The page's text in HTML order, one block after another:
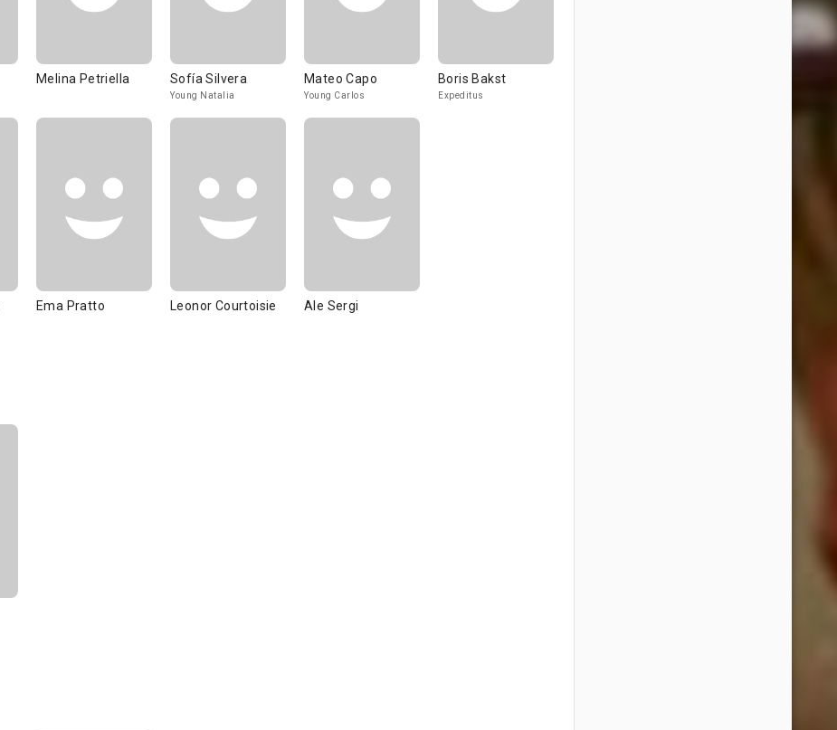
Melina Petriella Sofía Silvera
Young Natalia
Mateo Capo
Young Carlos
Boris Bakst
Expeditus
Ema Pratto Leonor Courtoisie Ale Sergi